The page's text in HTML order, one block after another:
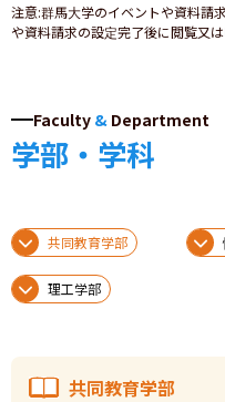
注意:群馬大学のイベントや資料請
や資料請求の設定完了後に閲覧又は
Faculty & Department
学部・学科
共同教育学部
理工学部
共同教育学部